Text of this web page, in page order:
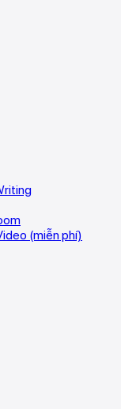
(miễn phí)